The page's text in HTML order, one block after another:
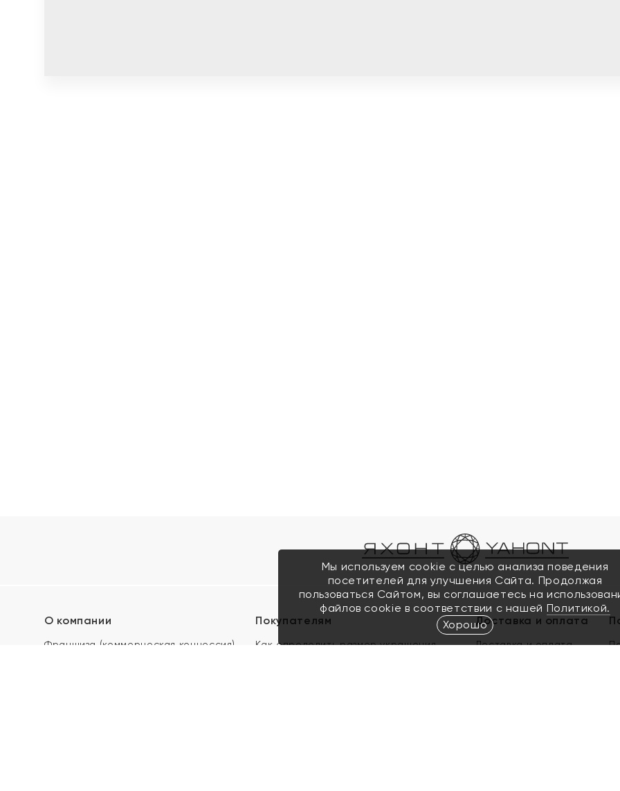
О компании
Франшиза (коммерческая концессия)
Покупателям
Как определить размер украшения
Доставка и оплата
Доставка и оплата
Мы используем cookie с целью анализа поведения
посетителей для улучшения Сайта. Продолжая
пользоваться Сайтом, вы соглашаетесь на
файлов cookie в соответствии с нашей Политикой.
Хорошо